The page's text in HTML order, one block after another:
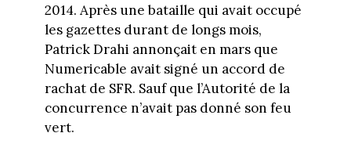
2014. Après une bataille qui avait occupé
les gazettes durant de longs mois,
Patrick Drahi annonçait en mars que
Numericable avait signé un accord de
rachat de SFR. Sauf que l’Autorité de la
concurrence n’avait pas donné son feu
vert.